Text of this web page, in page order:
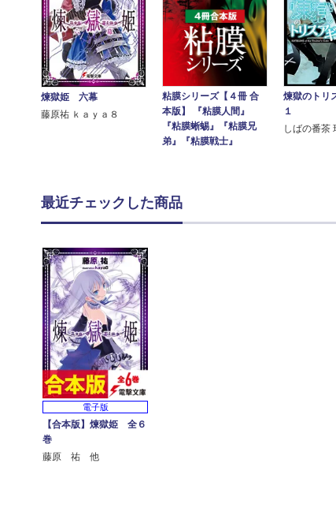
煉獄姫 六幕
藤原祐 ｋａｙａ８
粘膜シリーズ【４冊 合
本版】 『粘膜人間』
『粘膜蜥蜴』『粘膜兄
弟』『粘膜戦士』
煉獄のトリ
１
しばの番茶
最近チェックした商品
電子版
【合本版】煉獄姫 全６
巻
藤原 祐 他